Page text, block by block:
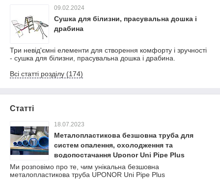
09.02.2024
Сушка для білизни, прасувальна дошка і
драбина
Три невід'ємні елементи для створення комфорту і зручності
- сушка для білизни, прасувальна дошка і драбина.
Всі статті розділу (174)
Статті
18.07.2023
Металопластикова безшовна труба для
систем опалення, охолодження та
водопостачання Uponor Uni Pipe Plus
Ми розповімо про те, чим унікальна безшовна
металопластикова труба UPONOR Uni Pipe Plus